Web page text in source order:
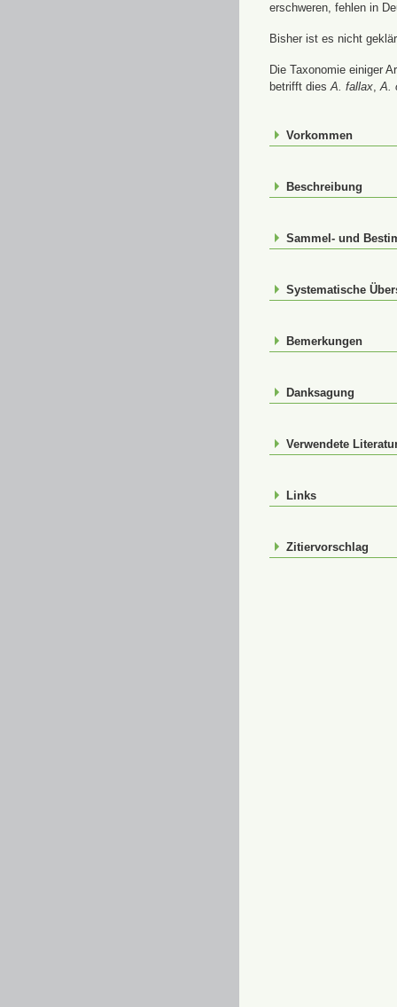
erschweren, fehlen in
Bisher ist es nicht
Die Taxonomie einiger
betrifft diesA. fallax,A.
Vorkommen
Beschreibung
Sammel- und
Systematische
Bemerkungen
Danksagung
Verwendete
Links
Zitiervorschlag